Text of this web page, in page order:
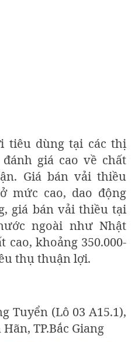
tiêu dùng tại các thị
giá cao về chất
Giá bán vải thiều
mức cao, dao động
giá bán vải thiều tại
ngoài như Nhật
cao, khoảng 350.000-
thụ thuận lợi.
Tuyển (Lô 03 A15.1),
TP.Bắc Giang